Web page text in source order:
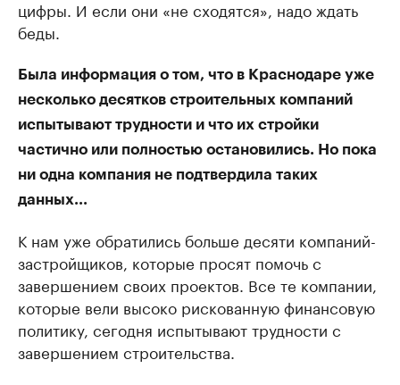
цифры. И если они «не сходятся», надо ждать
беды.
Была информация о том, что в Краснодаре уже
несколько десятков строительных компаний
испытывают трудности и что их стройки
частично или полностью остановились. Но пока
ни одна компания не подтвердила таких
данных...
К нам уже обратились больше десяти компаний-
застройщиков, которые просят помочь с
завершением своих проектов. Все те компании,
которые вели высоко рискованную финансовую
политику, сегодня испытывают трудности с
завершением строительства.